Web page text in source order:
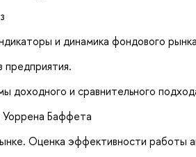
и динамика фондового
предприятия.
доходного и сравнительного
Уоррена Баффета
Оценка эффективности работы